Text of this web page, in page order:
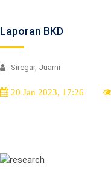
Laporan BKD
: Siregar, Juarni
20 Jan 2023, 17:26